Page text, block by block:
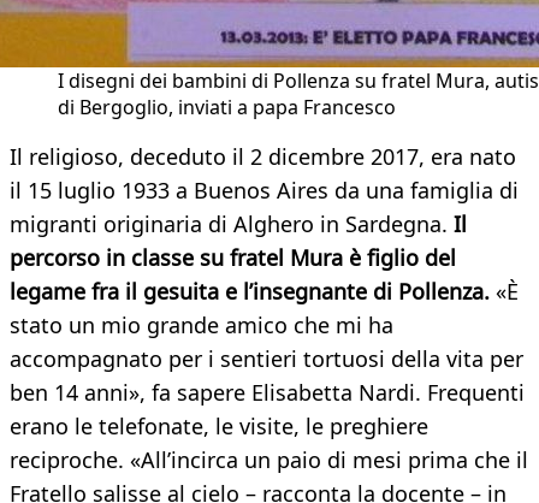
I disegni dei bambini di Pollenza su fratel Mura,
di Bergoglio, inviati a papa Francesco
Il religioso, deceduto il 2 dicembre 2017, era nato
il 15 luglio 1933 a Buenos Aires da una famiglia di
migranti originaria di Alghero in Sardegna. Il
percorso in classe su fratel Mura è figlio del
legame fra il gesuita e l’insegnante di Pollenza. «È
stato un mio grande amico che mi ha
accompagnato per i sentieri tortuosi della vita per
ben 14 anni», fa sapere Elisabetta Nardi. Frequenti
erano le telefonate, le visite, le preghiere
reciproche. «All’incirca un paio di mesi prima che il
Fratello salisse al cielo – racconta la docente – in